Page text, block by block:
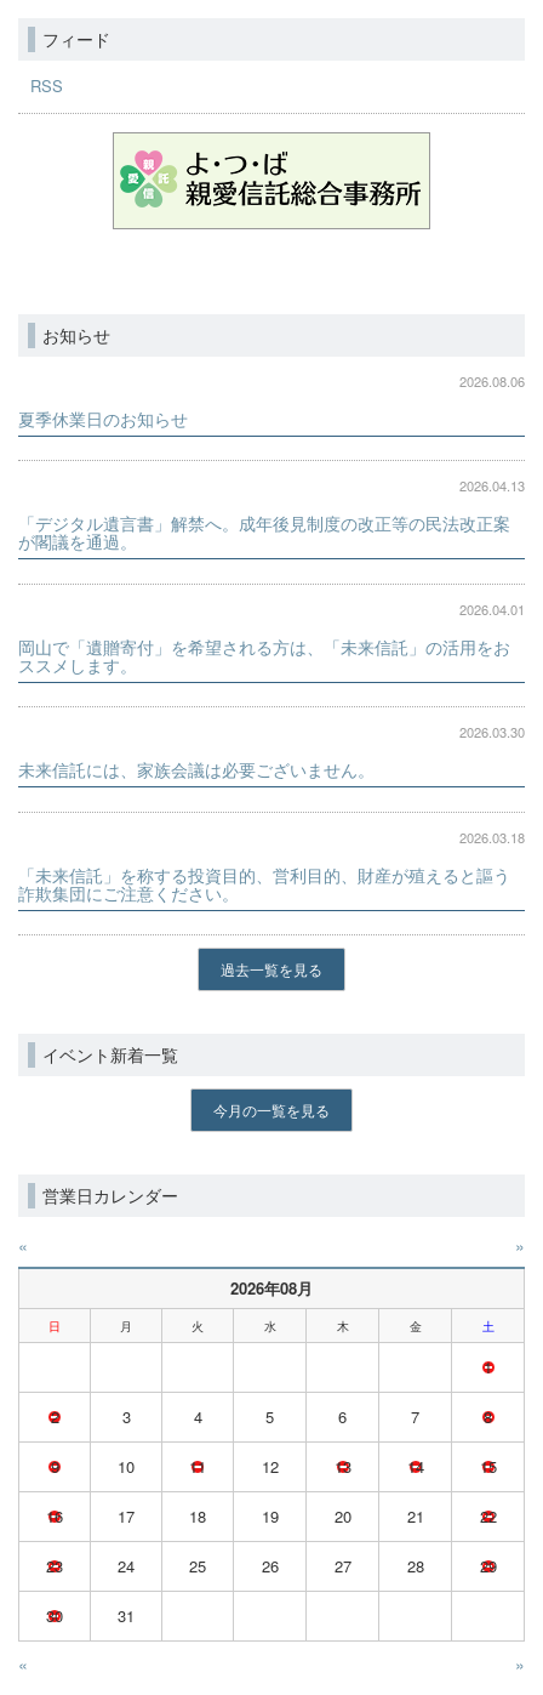
フィード
RSS
お知らせ
2026.08.06
夏季休業日のお知らせ
2026.04.13
「デジタル遺言書」解禁へ。成年後見制度の改正等の民法改正案
が閣議を通過。
2026.04.01
岡山で「遺贈寄付」を希望される方は、「未来信託」の活用をお
ススメします。
2026.03.30
未来信託には、家族会議は必要ございません。
2026.03.18
「未来信託」を称する投資目的、営利目的、財産が殖えると謳う
詐欺集団にご注意ください。
過去一覧を見る
イベント新着一覧
今月の一覧を見る
営業日カレンダー
« »
2026年08月
日 月 火 水 木 金 土
1
2 3 4 5 6 7 8
9 10 11 12 13 14 15
16 17 18 19 20 21 22
23 24 25 26 27 28 29
30 31
« »